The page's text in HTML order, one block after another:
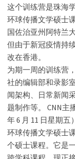
这个训练营是珠海
环球传播文学硕士
国佐治亚州阿特兰
但由于新冠疫情持
改在香港。
为期一周的训练营
社的编辑部和录影
闻架构、日常新闻
题制作等。 CNN主
年 6 月 11 日星期五
环球传播文学硕士
个硕士课程。它是